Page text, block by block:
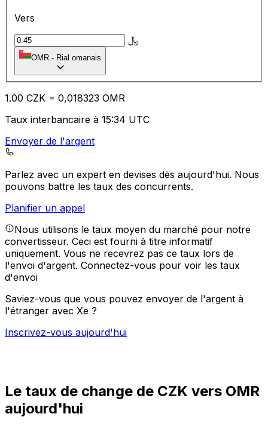
Vers
﷼
OMR - Rial omanais
1.00 CZK = 0,018323 OMR
Taux interbancaire à 15:34 UTC
Envoyer de l'argent
Parlez avec un expert en devises dès aujourd'hui. Nous
pouvons battre les taux des concurrents.
Planifier un appel
Nous utilisons le taux moyen du marché pour notre
convertisseur. Ceci est fourni à titre informatif
uniquement. Vous ne recevrez pas ce taux lors de
l'envoi d'argent. Connectez-vous pour voir les taux
d'envoi
Saviez-vous que vous pouvez envoyer de l'argent à
l'étranger avec Xe ?
Inscrivez-vous aujourd'hui
Le taux de change de CZK vers OMR
aujourd'hui